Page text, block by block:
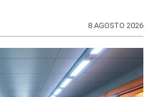
8 AGOSTO 2026